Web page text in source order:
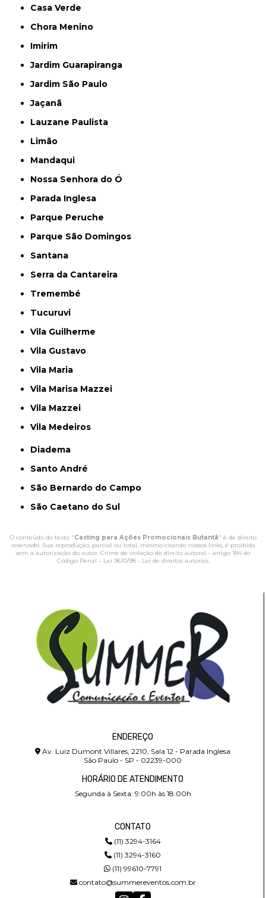
Casa Verde
Chora Menino
Imirim
Jardim Guarapiranga
Jardim São Paulo
Jaçanã
Lauzane Paulista
Limão
Mandaqui
Nossa Senhora do Ó
Parada Inglesa
Parque Peruche
Parque São Domingos
Santana
Serra da Cantareira
Tremembé
Tucuruvi
Vila Guilherme
Vila Gustavo
Vila Maria
Vila Marisa Mazzei
Vila Mazzei
Vila Medeiros
Diadema
Santo André
São Bernardo do Campo
São Caetano do Sul
O conteúdo do texto "Casting para Ações Promocionais Butantã" é de direito
reservado. Sua reprodução, parcial ou total, mesmo citando nossos links, é proibida
sem a autorização do autor. Crime de violação de direito autoral – artigo 184 do
Código Penal – Lei 9610/98 - Lei de direitos autorais.
ENDEREÇO
Av. Luiz Dumont Villares, 2210, Sala 12 - Parada Inglesa
São Paulo - SP - 02239-000
HORÁRIO DE ATENDIMENTO
Segunda à Sexta: 9:00h às 18:00h
CONTATO
(11) 3294-3164
(11) 3294-3160
(11) 99610-7791
contato@summereventos.com.br